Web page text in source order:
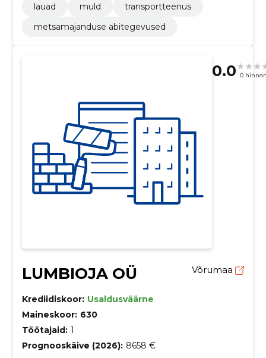
lauad
muld
transportteenus
metsamajanduse abitegevused
0.0 0
LUMBIOJA OÜ Võrumaa
Krediidiskoor: Usaldusväärne
Maineskoor: 630
Töötajaid: 1
Prognooskäive (2026): 8658 €